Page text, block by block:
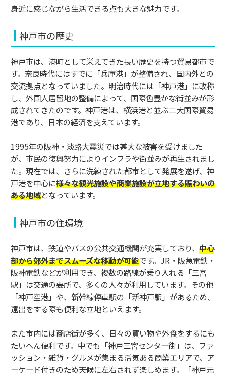
身近に感じながら生活できる点も大きな魅力です。
神戸市の歴史
神戸市は、港町として栄えてきた長い歴史を持つ貿易都市で
す。奈良時代にはすでに「兵庫港」が整備され、国内外との
交流拠点となっていました。明治時代には「神戸港」に改称
し、外国人居留地の整備によって、国際色豊かな街並みが形
成されてきたのです。神戸港は、横浜港と並ぶ二大国際貿易
港であり、日本の経済を支えています。
1995年の阪神・淡路大震災では甚大な被害を受けました
が、市民の復興努力によりインフラや街並みが再生されまし
た。現在では、さらに洗練された都市として発展を遂げ、神
戸港を中心に様々な観光施設や商業施設が立地する賑わいの
ある地域となっています。
神戸市の住環境
神戸市は、鉄道やバスの公共交通機関が充実しており、 中心
部から郊外までスムーズな移動が可能です。JR・阪急電鉄・
阪神電鉄などが利用でき、複数の路線が乗り入れる「三宮
駅」は交通の要所で、多くの人々が利用しています。その他
「神戸空港」や、新幹線停車駅の「新神戸駅」があるため、
遠出をする際も便利な立地といえます。
また市内には商店街が多く、日々の買い物や外食をするにも
たいへん便利です。中でも「神戸三宮センター街」は、ファ
ッション・雑貨・グルメが集まる活気ある商業エリアで、ア
ーケード付きのため天候に左右されず楽しめます。「神戸元